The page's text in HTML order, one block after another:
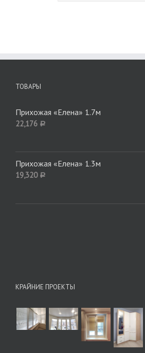
ТОВАРЫ
Прихожая «Елена» 1.7м
22,176 Р
Прихожая «Елена» 1.3м
19,320 Р
КРАЙНИЕ ПРОЕКТЫ